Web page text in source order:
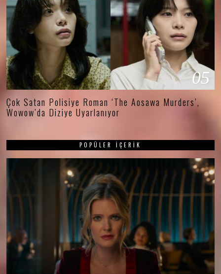
05
Çok Satan Polisiye Roman ‘The Aosawa Murders’,
Wowow’da Diziye Uyarlanıyor
POPÜLER İÇERIK